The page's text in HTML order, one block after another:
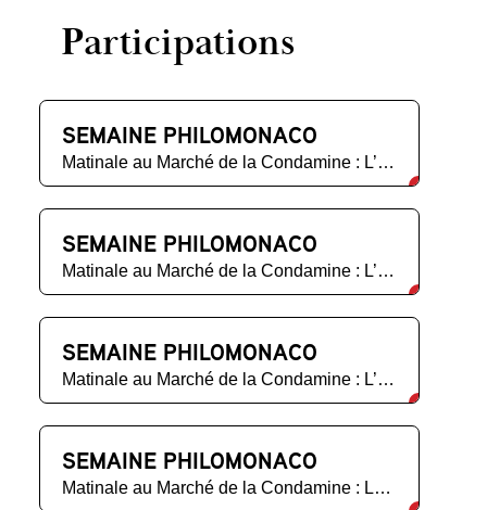
Participations
SEMAINE PHILOMONACO
Matinale au Marché de la Condamine : L’Écologie
SEMAINE PHILOMONACO
Matinale au Marché de la Condamine : L’Éducation
SEMAINE PHILOMONACO
Matinale au Marché de la Condamine : L’Éducation
SEMAINE PHILOMONACO
Matinale au Marché de la Condamine : Le Soin